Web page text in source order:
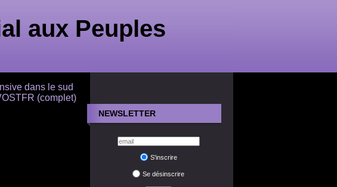
aux Peuples
NEWSLETTER
S'inscrire
Se désinscrire
dans le sud
(complet)